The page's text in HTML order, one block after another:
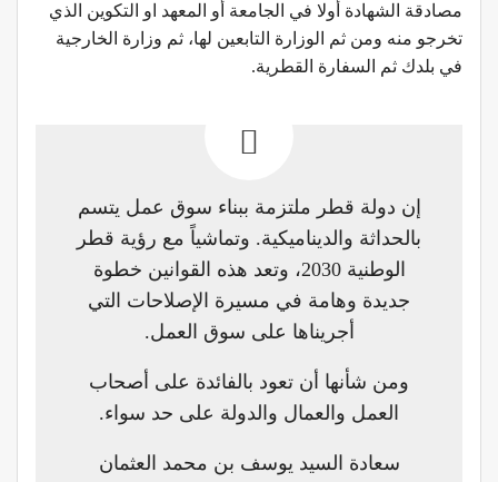
مصادقة الشهادة أولا في الجامعة أو المعهد او التكوين الذي
تخرجو منه ومن ثم الوزارة التابعين لها، ثم وزارة الخارجية
في بلدك ثم السفارة القطرية.
إن دولة قطر ملتزمة ببناء سوق عمل يتسم
بالحداثة والديناميكية. وتماشياً مع رؤية قطر
الوطنية 2030، وتعد هذه القوانين خطوة
جديدة وهامة في مسيرة الإصلاحات التي
أجريناها على سوق العمل.
ومن شأنها أن تعود بالفائدة على أصحاب
العمل والعمال والدولة على حد سواء.
سعادة السيد يوسف بن محمد العثمان